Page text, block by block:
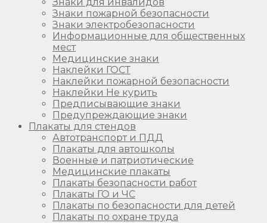
Знаки для инвалидов
Знаки пожарной безопасности
Знаки электробезопасности
Информационные для общественных
мест
Медицинские знаки
Наклейки ГОСТ
Наклейки пожарной безопасности
Наклейки Не курить
Предписывающие знаки
Предупреждающие знаки
Плакаты для стендов
Автотранспорт и ПДД
Плакаты для автошколы
Военные и патриотические
Медицинские плакаты
Плакаты безопасности работ
Плакаты ГО и ЧС
Плакаты по безопасности для детей
Плакаты по охране труда